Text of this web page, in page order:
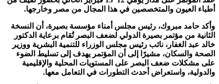
أطباء العيون والمتخصصين في هذا المجال من مصر وخارجها.
وأكد حامد مبروك، رئيس مجلس أمناء مؤسسة بصيرة، أن النسخة
الثانية من مؤتمر بصيرة الدولي لضعف البصر تُقام برعاية الدكتور
خالد عبد الغفار، نائب رئيس مجلس الوزراء للتنمية البشرية ووزير
الصحة والسكان، مشيرًا إلى أن المؤتمر يهدف إلى تسليط الضوء
على مشكلات ضعف البصر على المستويات المحلية والإقليمية
والدولية، واستعراض أحدث التطورات في التعامل معها.